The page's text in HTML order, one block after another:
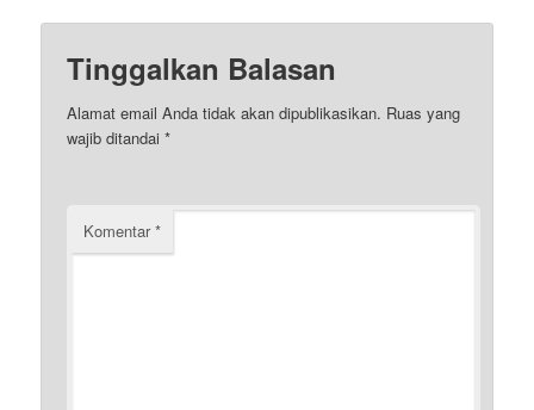
Tinggalkan Balasan
Alamat email Anda tidak akan dipublikasikan. Ruas yang
wajib ditandai*
Komentar*